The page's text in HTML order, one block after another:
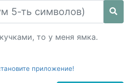
то у меня ямка.
приложение!